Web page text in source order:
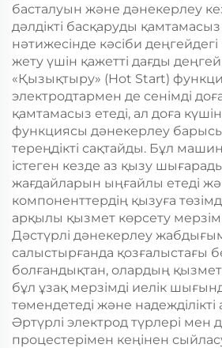
басталуын және дәнекерлеу
дәлдікті басқаруды
нәтижесінде кәсіби
жету үшін қажетті дағды
«Қызықтыру» (Hot Start)
электродтармен де сенімді
қамтамасыз етеді, ал доға
функциясы дәнекерлеу
тереңдікті сақтайды. Бұл
істеген кезде аз қызу
жағдайларын ыңғайлы етеді
компоненттердің қызуға
арқылы қызмет көрсету
Дәстүрлі дәнекерлеу
салыстырғанда қозғалыстағы
болғандықтан, олардың қызмет
бұл ұзақ мерзімді иелік
төмендетеді және
Әртүрлі электрод түрлері мен
процестерімен кеңінен